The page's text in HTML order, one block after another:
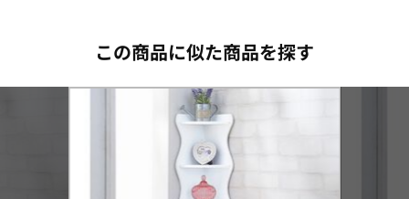
この商品に似た商品を探す